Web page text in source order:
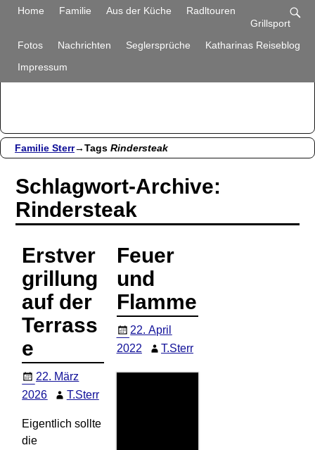
Home Familie Aus der Küche
Radltouren
Grillsport
Fotos
Nachrichten Seglersprüche
Katharinas Reiseblog
Impressum
Familie Sterr
Familie Sterr→Tags Rindersteak
Schlagwort-Archive:
Rindersteak
Erstver
grillung
auf der
Terrass
e
22. März
2026
T.Sterr
Eigentlich sollte
die
Feuer
und
Flamme
22. April
2022
T.Sterr